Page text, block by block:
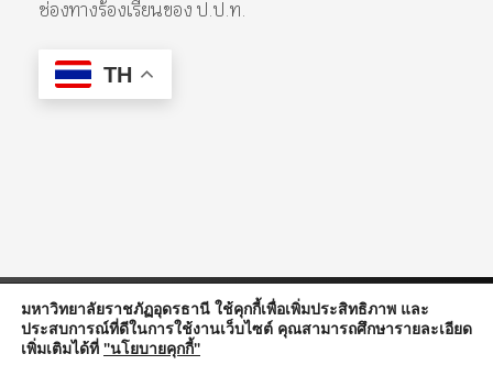
ช่องทางร้องเรียนของ ป.ป.ท.
TH
© 2026 Udon Thani Rajabhat University. All Rights Reserved.
มหาวิทยาลัยราชภัฏอุดรธานี ใช้คุกกี้เพื่อเพิ่มประสิทธิภาพ และ
ประสบการณ์ที่ดีในการใช้งานเว็บไซต์ คุณสามารถศึกษารายละเอียด
เพิ่มเติมได้ที่ "นโยบายคุกกี้"